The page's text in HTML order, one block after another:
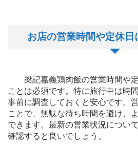
お店の営業時間や定休日
梁記嘉義鶏肉飯の営業時間や定
ことは必須です。特に旅行中は時
事前に調査しておくと安心です。
ことで、無駄な待ち時間を避け、
できます。最新の営業状況につい
確認すると良いでしょう。